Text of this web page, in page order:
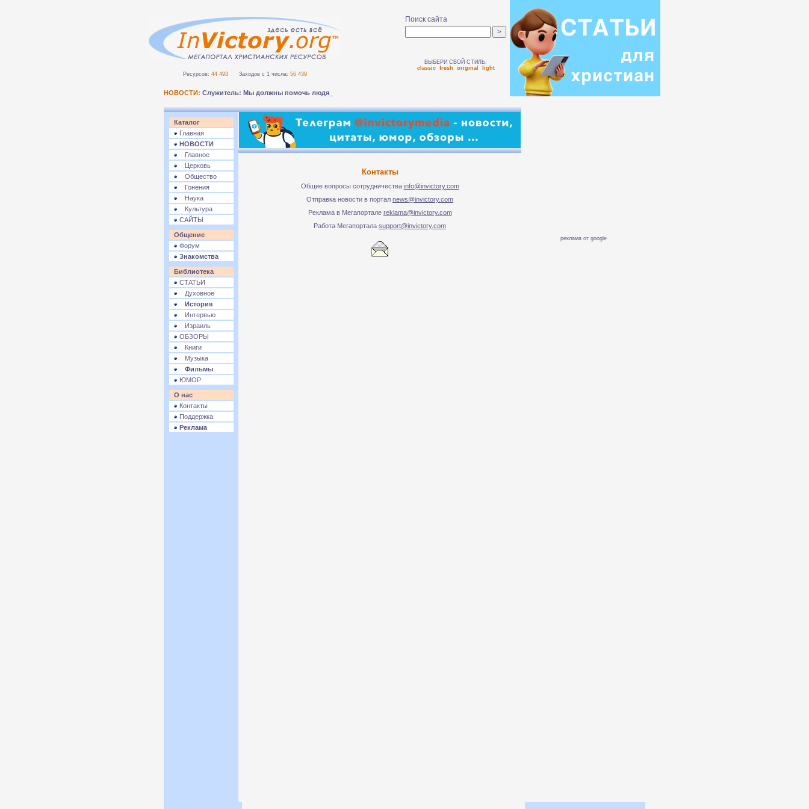
Ресурсов: 44 493 Заходов с 1 числа: 56 439
Поиск сайта
ВЫБЕРИ СВОЙ СТИЛЬ:
classic
fresh original light
НОВОСТИ: Служитель: Мы должны помочь людям безоп-
Каталог
Главная
НОВОСТИ
Главное
Церковь
Общество
Гонения
Наука
Культура
САЙТЫ
Общение
Форум
Знакомства
Библиотека
СТАТЬИ
Духовное
История
Интервью
Израиль
ОБЗОРЫ
Книги
Музыка
Фильмы
ЮМОР
О нас
Контакты
Поддержка
Реклама
Контакты
Общие вопросы сотрудничества info@invictory.com
Отправка новости в портал news@invictory.com
Реклама в Мегапортале reklama@invictory.com
Работа Мегапортала support@invictory.com
реклама от google